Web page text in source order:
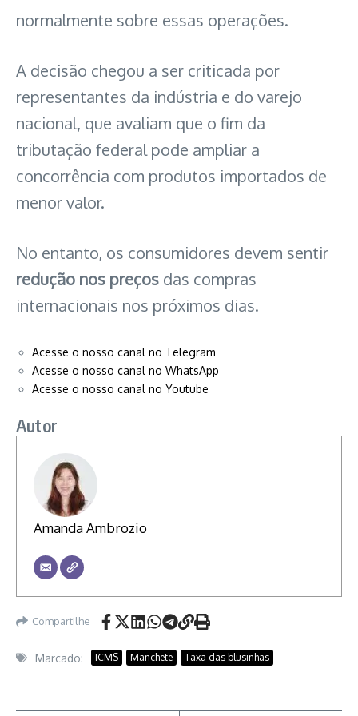
normalmente sobre essas operações.
A decisão chegou a ser criticada por
representantes da indústria e do varejo
nacional, que avaliam que o fim da
tributação federal pode ampliar a
concorrência com produtos importados de
menor valor.
No entanto, os consumidores devem sentir
redução nos preços das compras
internacionais nos próximos dias.
Acesse o nosso canal no Telegram
Acesse o nosso canal no WhatsApp
Acesse o nosso canal no Youtube
Autor
Amanda Ambrozio
Compartilhe
Marcado: ICMS Manchete Taxa das blusinhas